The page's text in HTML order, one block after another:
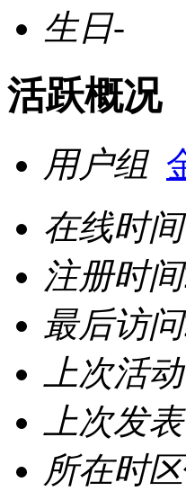
生日-
活跃概况
用户组
在线时间
注册时间
最后访问
上次活
上次发
所在时区